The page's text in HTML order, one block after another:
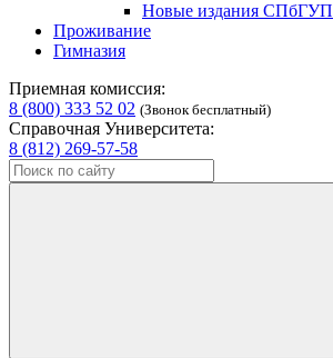
Новые издания СПбГУП
Проживание
Гимназия
Приемная комиссия:
8 (800) 333 52 02 (Звонок бесплатный)
Справочная Университета:
8 (812) 269-57-58